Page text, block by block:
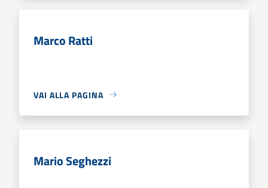
Marco Ratti
VAI ALLA PAGINA
Mario Seghezzi